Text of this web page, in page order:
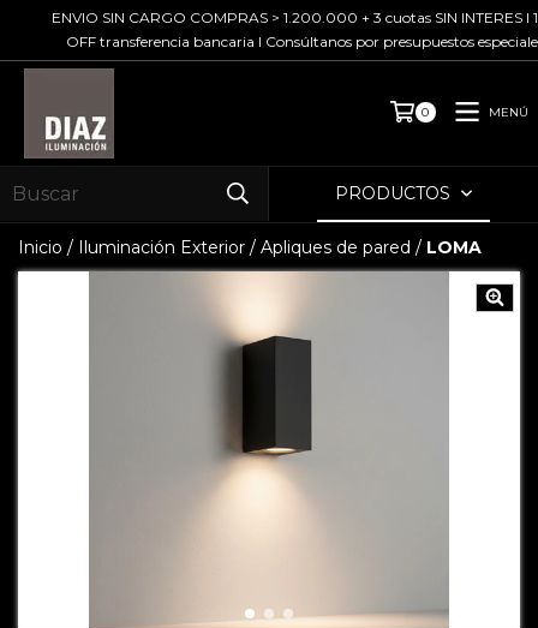
ENVIO SIN CARGO COMPRAS > 1.200.000 + 3 cuotas SIN INTERES I 10%
OFF transferencia bancaria I Consúltanos por presupuestos especiales
0 MENÚ
PRODUCTOS
Inicio / Iluminación Exterior / Apliques de pared / LOMA